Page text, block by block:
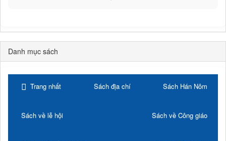
Danh mục sách
Trang nhất Sách địa chí Sách Hán Nôm
Sách về lễ hội Sách về Công giáo